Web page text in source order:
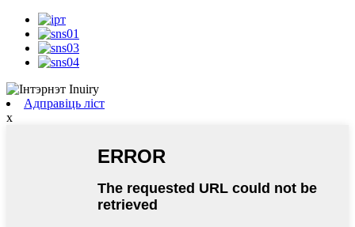
Адправіць ліст
x